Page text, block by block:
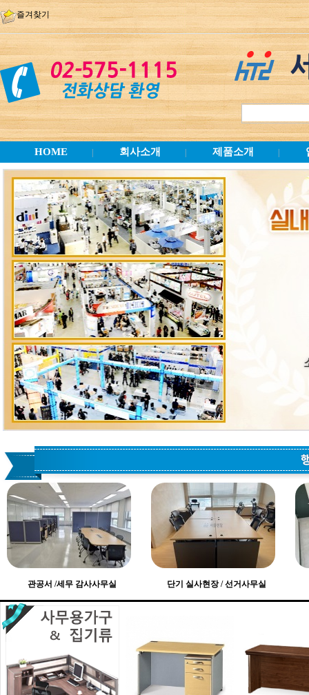
즐겨찾기
HOME 회사소개 제품소개
관공서 /세무 감사사무실 단기 실사현장 / 선거사무실